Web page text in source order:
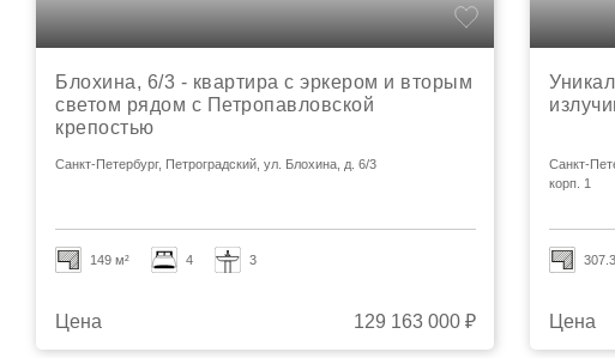
Блохина, 6/3 - квартира с эркером и вторым
светом рядом с Петропавловской
крепостью
Санкт-Петербург, Петроградский, ул. Блохина, д. 6/3
149 м² 4 3
Цена 129 163 000 ₽
Санкт-
корп. 1
Цена